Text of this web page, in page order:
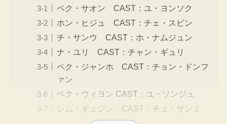
ペク・サオン CAST：ユ・ヨンソク
ホン・ヒジュ CAST：チェ・スビン
チ・サンウ CAST：ホ・ナムジュン
ナ・ユリ CAST：チャン・ギュリ
ペク・ジャンホ CAST：チョン・ドンフ
ァン
ペク・ウィヨン CAST：ユ・ソンジュ
シム・ギュジン CAST：チュ・サンミ